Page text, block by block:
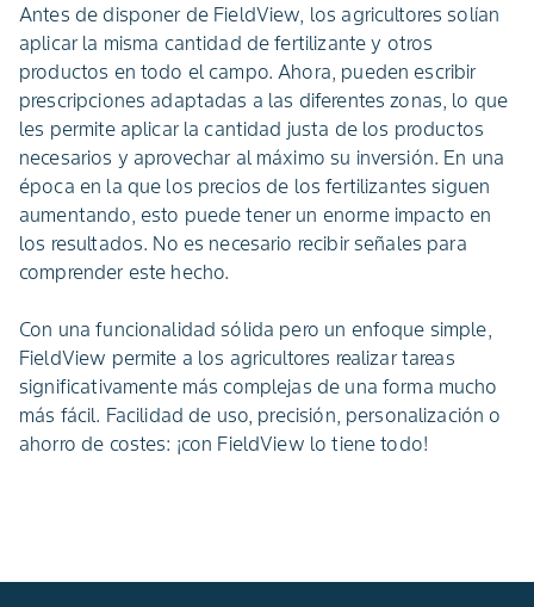
Antes de disponer de FieldView, los agricultores solían
aplicar la misma cantidad de fertilizante y otros
productos en todo el campo. Ahora, pueden escribir
prescripciones adaptadas a las diferentes zonas, lo que
les permite aplicar la cantidad justa de los productos
necesarios y aprovechar al máximo su inversión. En una
época en la que los precios de los fertilizantes siguen
aumentando, esto puede tener un enorme impacto en
los resultados. No es necesario recibir señales para
comprender este hecho.
Con una funcionalidad sólida pero un enfoque simple,
FieldView permite a los agricultores realizar tareas
significativamente más complejas de una forma mucho
más fácil. Facilidad de uso, precisión, personalización o
ahorro de costes: ¡con FieldView lo tiene todo!